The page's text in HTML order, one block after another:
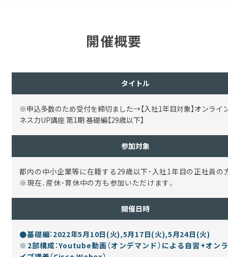
開催概要
タイトル
※申込多数のため受付を締切ました→【入社1年目対象】オンライ
ネス力UP講座 第1期 基礎編【29歳以下】
参加対象
都内の中小企業等に在籍する29歳以下・入社1年目の正社員の
※現在、産休・育休中の方も参加いただけます。
開催日時
●基礎編：2022年5月10日(火),5月17日(火),5月24日(火)
※2部構成：Youtube動画（オンデマンド）による自習+オン